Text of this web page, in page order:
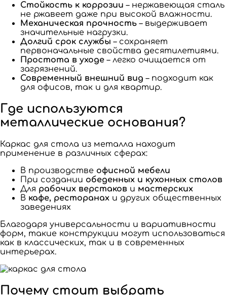
Стойкость к коррозии – нержавеющая сталь
не ржавеет даже при высокой влажности.
Механическая прочность – выдерживает
значительные нагрузки.
Долгий срок службы – сохраняет
первоначальные свойства десятилетиями.
Простота в уходе – легко очищается от
загрязнений.
Современный внешний вид – подходит как
для офисов, так и для квартир.
Где используются
металлические основания?
Каркас для стола из металла находит
применение в различных сферах:
В производстве офисной мебели
При создании обеденных и кухонных столов
Для рабочих верстаков и мастерских
В кафе, ресторанах и других общественных
заведениях
Благодаря универсальности и вариативности
форм, такие конструкции могут использоваться
как в классических, так и в современных
интерьерах.
Почему стоит выбрать